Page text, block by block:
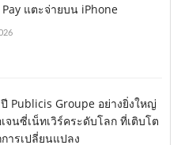
แตะจ่ายบน iPhone
Publicis Groupe อย่างยิ่งใหญ่
จนซี่เน็ทเวิร์คระดับโลก ที่เติบโต
ารเปลี่ยนแปลง